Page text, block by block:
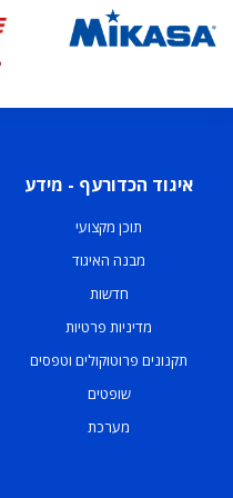
איגוד הכדורעף - מידע
תוכן מקצועי
מבנה האיגוד
חדשות
מדיניות פרטיות
תקנונים פרוטוקולים וטפסים
שופטים
מערכת